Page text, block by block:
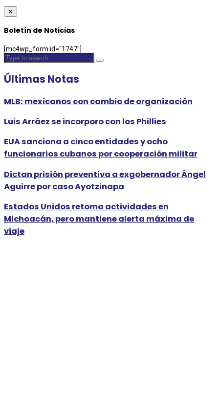
✕
Boletín de Noticias
[mc4wp_form id="1747"]
Últimas Notas
MLB: mexicanos con cambio de organización
Luis Arráez se incorporo con los Phillies
EUA sanciona a cinco entidades y ocho
funcionarios cubanos por cooperación militar
Dictan prisión preventiva a exgobernador Ángel
Aguirre por caso Ayotzinapa
Estados Unidos retoma actividades en
Michoacán, pero mantiene alerta máxima de
viaje